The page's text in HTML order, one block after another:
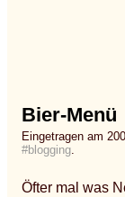
Bier-Menü
Eingetragen am
#blogging
Öfter mal was